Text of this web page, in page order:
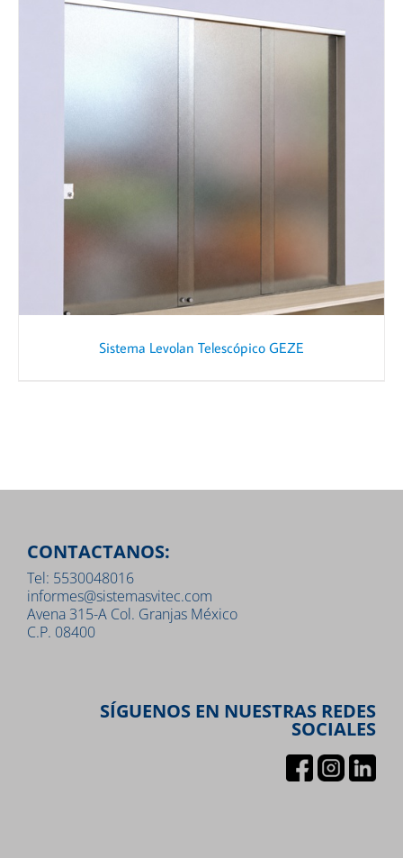
Sistema Levolan Telescópico GEZE
CONTACTANOS:
Tel: 5530048016
informes@sistemasvitec.com
Avena 315-A Col. Granjas México
C.P. 08400
SÍGUENOS EN NUESTRAS REDES
SOCIALES